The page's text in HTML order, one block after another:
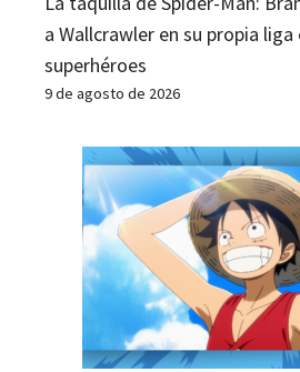
a Wallcrawler en su propia
superhéroes
9 de agosto de 2026